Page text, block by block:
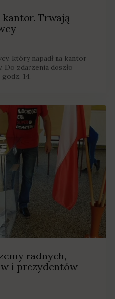
kantor. Trwają
który napadł na kantor
Do zdarzenia doszło
14.
radnych,
i prezydentów